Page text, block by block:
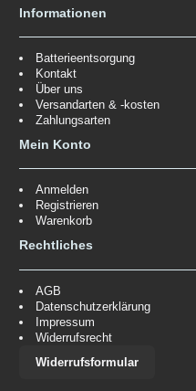
Informationen
Batterieentsorgung
Kontakt
Über uns
Versandarten & -kosten
Zahlungsarten
Mein Konto
Anmelden
Registrieren
Warenkorb
Rechtliches
AGB
Datenschutzerklärung
Impressum
Widerrufsrecht
Widerrufsformular